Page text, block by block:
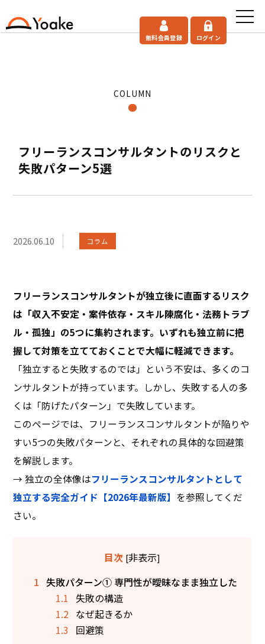
無料会員登録 ログイン
フリーランスコンサルタントのリスクと
失敗パターン5選
COLUMN
2026.06.10 コラム
フリーランスコンサルタントが独立後に直面するリスク
は「収入不安定・案件依存・スキル陳腐化・法務トラブ
ル・孤独」の5つに集約されます。いずれも独立前に把
握して対策を立てておくことで大幅に軽減できます。
「独立すると失敗するのでは」という不安は、多くのコ
ンサルタントが持っています。しかし、失敗する人の多
くは「防げたパターン」で失敗しています。
このページでは、フリーランスコンサルタントが陥りや
すい5つの失敗パターンと、それぞれの具体的な回避策
を解説します。
→ 独立の全体像はフリーランスコンサルタントとして
独立する完全ガイド【2026年最新版】 を参照してくだ
さい。
目次 [非表示]
1 失敗パターン① 専門性が曖昧なまま独立した
1.1 失敗の構造
1.2 なぜ起きるか
1.3 回避策